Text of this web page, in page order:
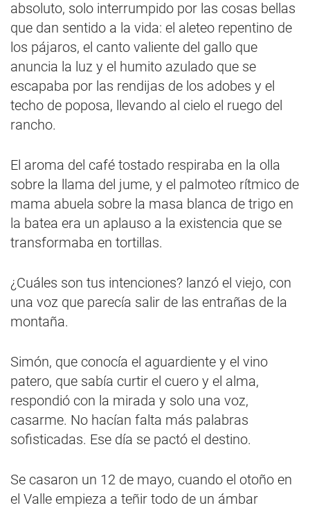
absoluto, solo interrumpido por las cosas bellas
que dan sentido a la vida: el aleteo repentino de
los pájaros, el canto valiente del gallo que
anuncia la luz y el humito azulado que se
escapaba por las rendijas de los adobes y el
techo de poposa, llevando al cielo el ruego del
rancho.
El aroma del café tostado respiraba en la olla
sobre la llama del jume, y el palmoteo rítmico de
mama abuela sobre la masa blanca de trigo en
la batea era un aplauso a la existencia que se
transformaba en tortillas.
¿Cuáles son tus intenciones? lanzó el viejo, con
una voz que parecía salir de las entrañas de la
montaña.
Simón, que conocía el aguardiente y el vino
patero, que sabía curtir el cuero y el alma,
respondió con la mirada y solo una voz,
casarme. No hacían falta más palabras
sofisticadas. Ese día se pactó el destino.
Se casaron un 12 de mayo, cuando el otoño en
el Valle empieza a teñir todo de un ámbar